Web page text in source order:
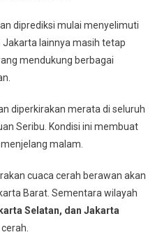
diprediksi mulai menyelimuti
Jakarta lainnya masih tetap
mendukung berbagai
diperkirakan merata di seluruh
Seribu. Kondisi ini membuat
malam.
cuaca cerah berawan akan
Barat. Sementara wilayah
Selatan, dan Jakarta